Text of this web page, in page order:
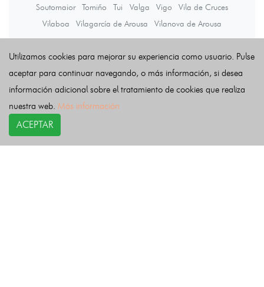
Soutomaior
Tomiño Tui Valga Vigo
Vila de Cruces
Vilaboa
Vilagarcía de Arousa Vilanova de Arousa
Últimas noticias
Utilizamos cookies para mejorar su experiencia como usuario. Pulse
aceptar para continuar navegando, o más información, si desea
información adicional sobre el tratamiento de cookies que realiza
nuestra web. Más información
ACEPTAR